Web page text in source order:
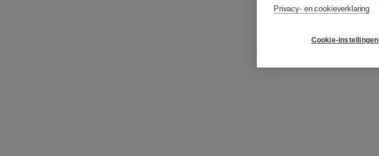
Privacy- en cookieverklaring
Cookie-instellingen